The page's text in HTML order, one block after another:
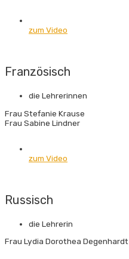
zum Video
Französisch
die Lehrerinnen
Frau Stefanie Krause
Frau Sabine Lindner
zum Video
Russisch
die Lehrerin
Frau Lydia Dorothea Degenhardt